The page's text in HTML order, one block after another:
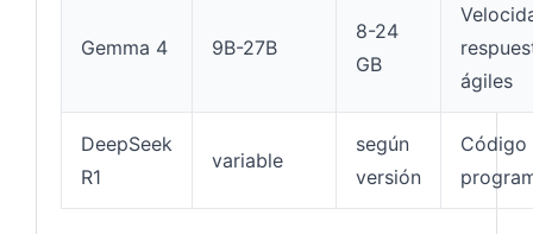
Gemma 4 9B-27B
8-24
GB
ágiles
DeepSeek
R1
variable
según
versión
Código